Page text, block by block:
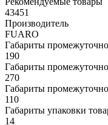
43451
Производитель
FUARO
Габариты
190
Габариты
270
Габариты
110
Габариты упаковки
14